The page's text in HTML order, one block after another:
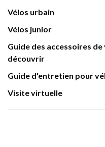
Vélos urbain
Vélos junior
Guide des accessoires
découvrir
Guide d'entretien pour
Visite virtuelle